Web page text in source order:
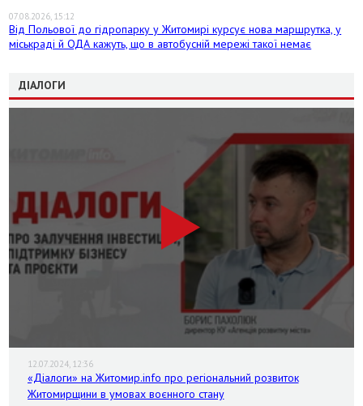
07.08.2026, 15:12
Від Польової до гідропарку у Житомирі курсує нова маршрутка, у
міськраді й ОДА кажуть, що в автобусній мережі такої немає
ДІАЛОГИ
12.07.2024, 12:36
«Діалоги» на Житомир.info про регіональний розвиток
Житомирщини в умовах воєнного стану